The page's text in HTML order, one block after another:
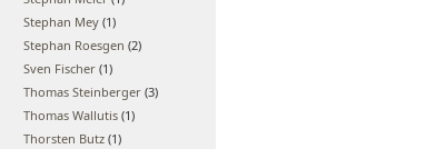
Stephan Mey (1)
Stephan Roesgen (2)
Sven Fischer (1)
Thomas Steinberger (3)
Thomas Wallutis (1)
Thorsten Butz (1)